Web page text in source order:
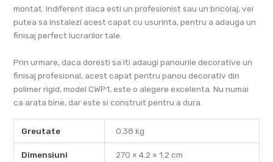
montat. Indiferent daca esti un profesionist sau un bricolaj, vei
putea sa instalezi acest capat cu usurinta, pentru a adauga un
finisaj perfect lucrarilor tale.
Prin urmare, daca doresti sa iti adaugi panourile decorative un
finisaj profesional, acest capat pentru panou decorativ din
polimer rigid, model CWP1, este o alegere excelenta. Nu numai
ca arata bine, dar este si construit pentru a dura.
Greutate 0.38 kg
Dimensiuni 270 × 4.2 × 1.2 cm